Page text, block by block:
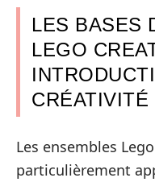
LES BASES
LEGO
CRÉATIVITÉ
Les ensembles
particulièrement